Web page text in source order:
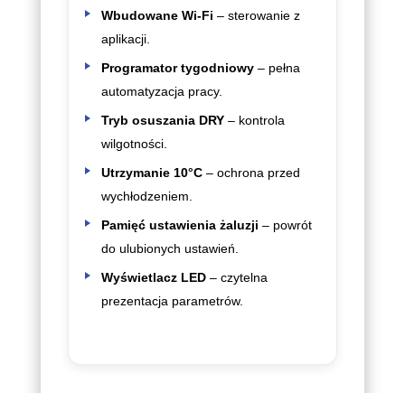
Wbudowane Wi‑Fi – sterowanie z
aplikacji.
Programator tygodniowy– pełna
automatyzacja pracy.
Tryb osuszania DRY– kontrola
wilgotności.
Utrzymanie 10°C– ochrona przed
wychłodzeniem.
Pamięć ustawienia żaluzji – powrót
do ulubionych ustawień.
Wyświetlacz LED– czytelna
prezentacja parametrów.